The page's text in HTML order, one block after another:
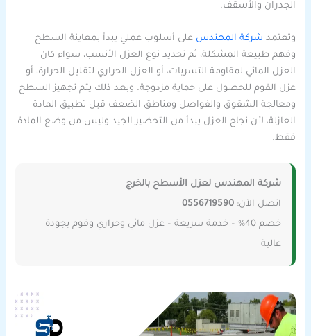
الجدران والأسقف.
وتعتمد شركة المهندس على أسلوب عملي يبدأ بمعاينة السطح
وفهم طبيعة المشكلة، ثم تحديد نوع العزل الأنسب، سواء كان
العزل المائي لمقاومة التسربات، أو العزل الحراري لتقليل الحرارة، أو
عزل الفوم للحصول على حماية مزدوجة. وبعد ذلك يتم تجهيز السطح
ومعالجة الشقوق والفواصل ومناطق الضعف قبل تطبيق المادة
العازلة، لأن نجاح العزل يبدأ من التحضير الجيد وليس من وضع المادة
فقط.
شركة المهندس لعزل الأسطح بالخرج
اتصل الآن:0556719590
خصم 40% – خدمة سريعة – عزل مائي وحراري وفوم بجودة
عالية